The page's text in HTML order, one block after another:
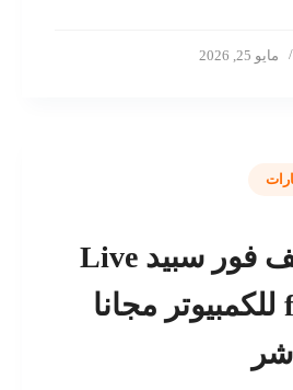
مايو 25, 2026
تحميل لايف فور سبيد Live
for Speed للكمبيوتر مجانا